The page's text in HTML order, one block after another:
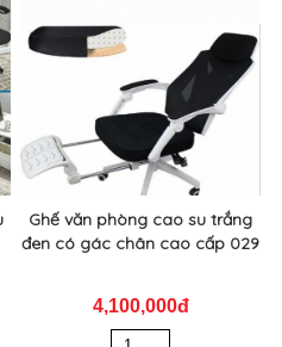
Ghế văn phòng cao su trắng
đen có gác chân cao cấp 029
4,100,000đ